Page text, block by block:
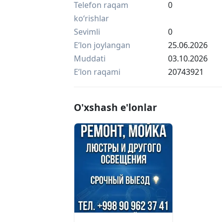
Профессиональная чистка
работу вашему кондиционеру
Полная мойка внутреннего блока с
Чистка фильтров и радиатора
Промывка от пыли грязи и плесени
Чистка дренажа
Мойка внешнего блока
И наружного агрегатов
Telefon raqam
ko‘rishlar
0
Sevimli
0
Eʼlon joylangan
25.06.2026
Muddati
03.10.2026
Eʼlon raqami
20743921
O'xshash e'lonlar